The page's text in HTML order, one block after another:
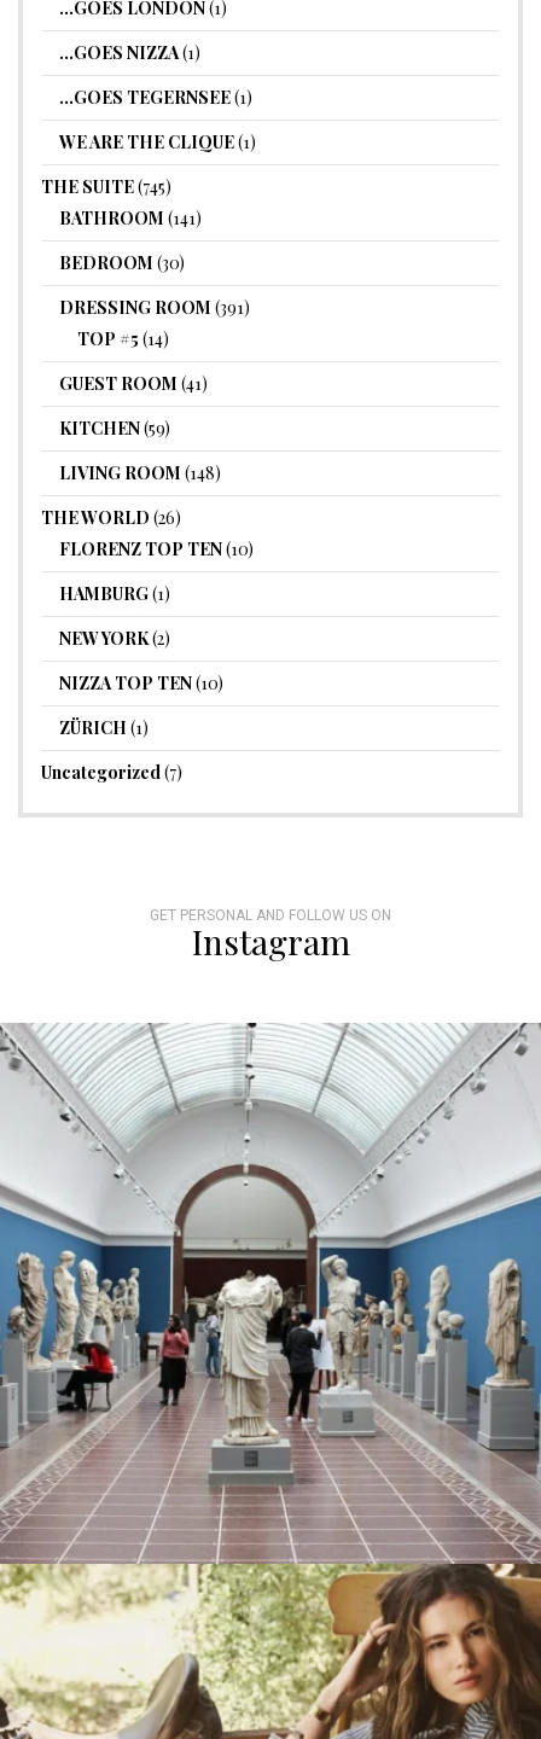
…GOES LONDON(1)
…GOES NIZZA(1)
…GOES TEGERNSEE(1)
WE ARE THE CLIQUE(1)
THE SUITE(745)
BATHROOM (141)
BEDROOM (30)
DRESSING ROOM (391)
TOP #5 (14)
GUEST ROOM (41)
KITCHEN(59)
LIVING ROOM (148)
THE WORLD (26)
FLORENZ TOP TEN(10)
HAMBURG(1)
NEW YORK(2)
NIZZA TOP TEN(10)
ZÜRICH (1)
Uncategorized(7)
GET PERSONAL AND FOLLOW US ON
Instagram